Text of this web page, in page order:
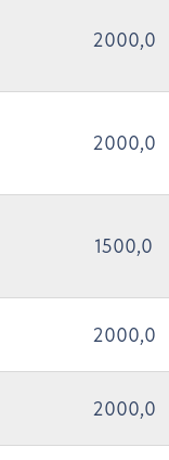
2000,0
2000,0
1500,0
2000,0
2000,0